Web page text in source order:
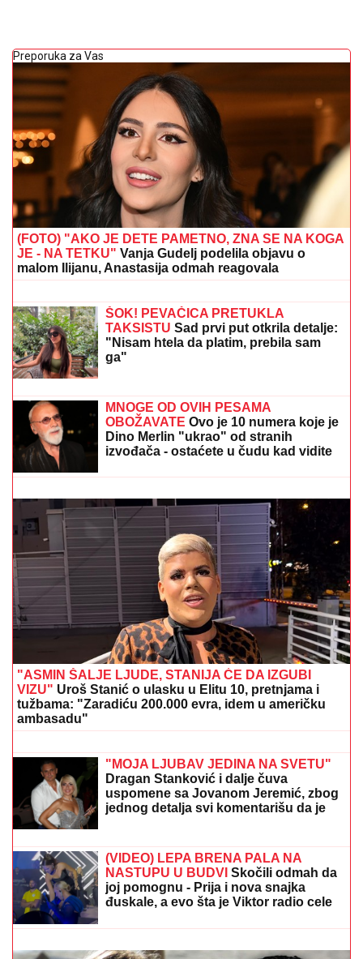
Preporuka za Vas
(FOTO) "AKO JE DETE PAMETNO, ZNA SE NA KOGA
JE - NA TETKU" Vanja Gudelj podelila objavu o
malom Ilijanu, Anastasija odmah reagovala
novi detalji zdravstvenog stanja
Italijana nakon hospitalizacije
"Nisam htela da platim, prebila sam
ga"
"MA NEK ME UBIJU, UHVATILA ME NEKA
SVEJEDNOĆA"
Isplivala prepiska Zvicerovih prljavih
policajaca: "Čitav me život jure, nek urade to da
počinem" (FOTO)
MNOGE OD OVIH PESAMA
OBOŽAVATEOvo je 10 numera koje je
Dino Merlin "ukrao" od stranih
izvođača - ostaćete u čudu kad vidite
SVI DETALJI DRAME MILICE I TERZE
U CRNOJ GORI!On se hitno oglasio:
"Rekla mi je da je sa dečkom, sve
ćemo rešiti na sudu"